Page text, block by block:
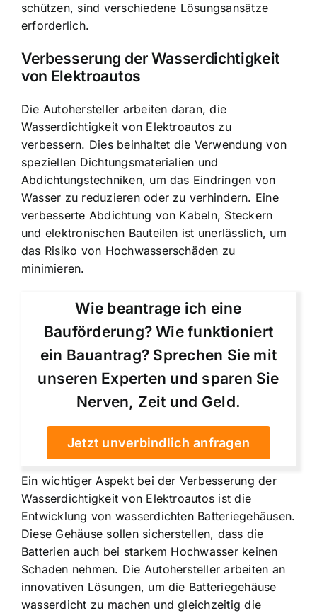
schützen, sind verschiedene Lösungsansätze
erforderlich.
Verbesserung der Wasserdichtigkeit
von Elektroautos
Die Autohersteller arbeiten daran, die
Wasserdichtigkeit von Elektroautos zu
verbessern. Dies beinhaltet die Verwendung von
speziellen Dichtungsmaterialien und
Abdichtungstechniken, um das Eindringen von
Wasser zu reduzieren oder zu verhindern. Eine
verbesserte Abdichtung von Kabeln, Steckern
und elektronischen Bauteilen ist unerlässlich, um
das Risiko von Hochwasserschäden zu
minimieren.
Wie beantrage ich eine
Bauförderung? Wie funktioniert
ein Bauantrag? Sprechen Sie mit
unseren Experten und sparen Sie
Nerven, Zeit und Geld.
Jetzt unverbindlich anfragen
Ein wichtiger Aspekt bei der Verbesserung der
Wasserdichtigkeit von Elektroautos ist die
Entwicklung von wasserdichten Batteriegehäusen.
Diese Gehäuse sollen sicherstellen, dass die
Batterien auch bei starkem Hochwasser keinen
Schaden nehmen. Die Autohersteller arbeiten an
innovativen Lösungen, um die Batteriegehäuse
wasserdicht zu machen und gleichzeitig die